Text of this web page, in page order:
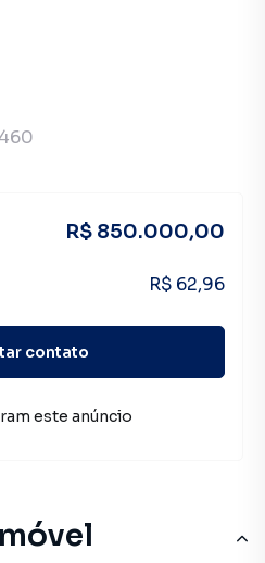
R$ 850.000,00
R$ 62,96
contato
este anúncio